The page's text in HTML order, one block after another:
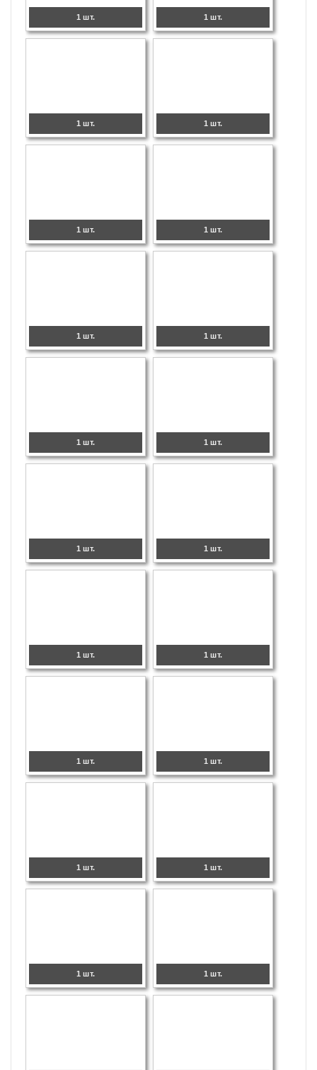
1 шт. 1 шт.
1 шт. 1 шт.
1 шт. 1 шт.
1 шт. 1 шт.
1 шт. 1 шт.
1 шт. 1 шт.
1 шт. 1 шт.
1 шт. 1 шт.
1 шт. 1 шт.
1 шт. 1 шт.